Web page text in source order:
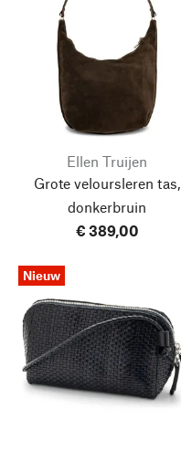
Ellen Truijen
Grote veloursleren tas,
donkerbruin
€ 389,00
Nieuw